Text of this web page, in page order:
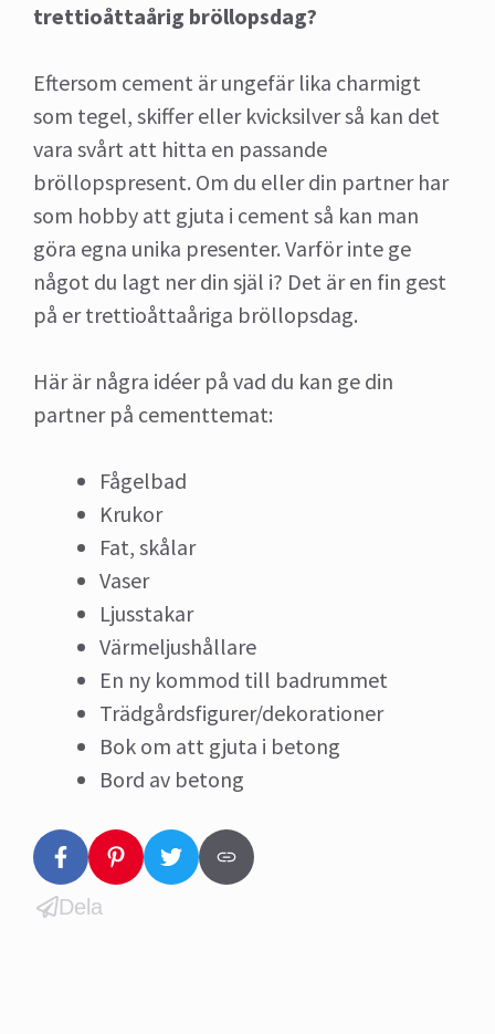
trettioåttaårig bröllopsdag?
Eftersom cement är ungefär lika charmigt
som tegel, skiffer eller kvicksilver så kan det
vara svårt att hitta en passande
bröllopspresent. Om du eller din partner har
som hobby att gjuta i cement så kan man
göra egna unika presenter. Varför inte ge
något du lagt ner din själ i? Det är en fin gest
på er trettioåttaåriga bröllopsdag.
Här är några idéer på vad du kan ge din
partner på cementtemat:
Fågelbad
Krukor
Fat, skålar
Vaser
Ljusstakar
Värmeljushållare
En ny kommod till badrummet
Trädgårdsfigurer/dekorationer
Bok om att gjuta i betong
Bord av betong
Dela